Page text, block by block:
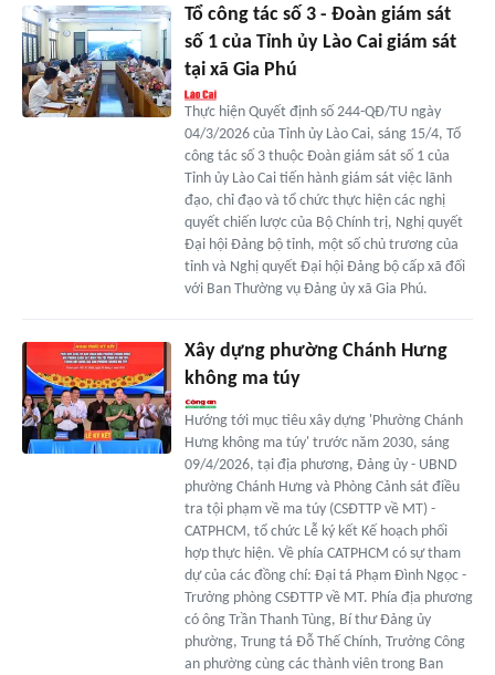
Tổ công tác số 3 - Đoàn giám sát
số 1 của Tỉnh ủy Lào Cai giám sát
tại xã Gia Phú
Thực hiện Quyết định số 244-QĐ/TU ngày
04/3/2026 của Tỉnh ủy Lào Cai, sáng 15/4, Tổ
công tác số 3 thuộc Đoàn giám sát số 1 của
Tỉnh ủy Lào Cai tiến hành giám sát việc lãnh
đạo, chỉ đạo và tổ chức thực hiện các nghị
quyết chiến lược của Bộ Chính trị, Nghị quyết
Đại hội Đảng bộ tỉnh, một số chủ trương của
tỉnh và Nghị quyết Đại hội Đảng bộ cấp xã đối
với Ban Thường vụ Đảng ủy xã Gia Phú.
Xây dựng phường Chánh Hưng
không ma túy
Hướng tới mục tiêu xây dựng 'Phường Chánh
Hưng không ma túy' trước năm 2030, sáng
09/4/2026, tại địa phương, Đảng ủy - UBND
phường Chánh Hưng và Phòng Cảnh sát điều
tra tội phạm về ma túy (CSĐTTP về MT) -
CATPHCM, tổ chức Lễ ký kết Kế hoạch phối
hợp thực hiện. Về phía CATPHCM có sự tham
dự của các đồng chí: Đại tá Phạm Đình Ngọc -
Trưởng phòng CSĐTTP về MT. Phía địa phương
có ông Trần Thanh Tùng, Bí thư Đảng ủy
phường, Trung tá Đỗ Thế Chính, Trưởng Công
an phường cùng các thành viên trong Ban